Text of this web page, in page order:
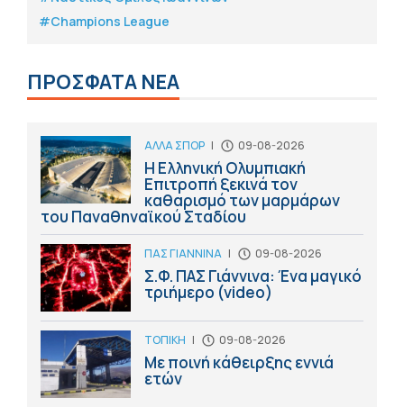
#Champions League
ΠΡΟΣΦΑΤΑ ΝΕΑ
ΑΛΛΑ ΣΠΟΡ | 09-08-2026
Η Ελληνική Ολυμπιακή
Επιτροπή ξεκινά τον
καθαρισμό των μαρμάρων
του Παναθηναϊκού Σταδίου
ΠΑΣ ΓΙΑΝΝΙΝΑ | 09-08-2026
Σ.Φ. ΠΑΣ Γιάννινα: Ένα μαγικό
τριήμερο (video)
ΤΟΠΙΚΗ | 09-08-2026
Με ποινή κάθειρξης εννιά
ετών